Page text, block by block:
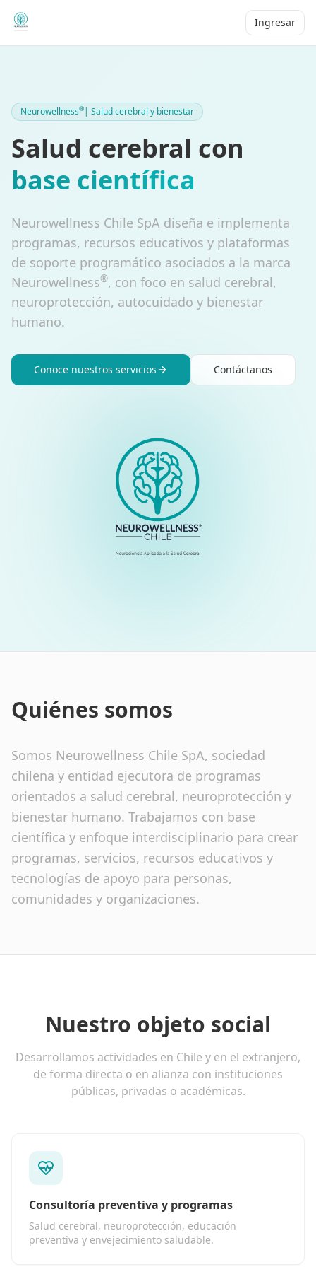
Ingresar
Neurowellness®| Salud cerebral y bienestar
Salud cerebral con
base científica
Neurowellness Chile SpA diseña e implementa
programas, recursos educativos y plataformas
de soporte programático asociados a la marca
Neurowellness®, con foco en salud cerebral,
neuroprotección, autocuidado y bienestar
humano.
Conoce nuestros servicios Contáctanos
Quiénes somos
Somos Neurowellness Chile SpA, sociedad
chilena y entidad ejecutora de programas
orientados a salud cerebral, neuroprotección y
bienestar humano. Trabajamos con base
científica y enfoque interdisciplinario para crear
programas, servicios, recursos educativos y
tecnologías de apoyo para personas,
comunidades y organizaciones.
Nuestro objeto social
Desarrollamos actividades en Chile y en el extranjero,
de forma directa o en alianza con instituciones
públicas, privadas o académicas.
Consultoría preventiva y programas
Salud cerebral, neuroprotección, educación
preventiva y envejecimiento saludable.